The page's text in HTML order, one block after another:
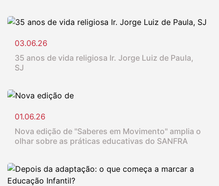
03.06.26
35 anos de vida religiosa Ir. Jorge Luiz de Paula,
SJ
01.06.26
Nova edição de "Saberes em Movimento" amplia o
olhar sobre as práticas educativas do SANFRA